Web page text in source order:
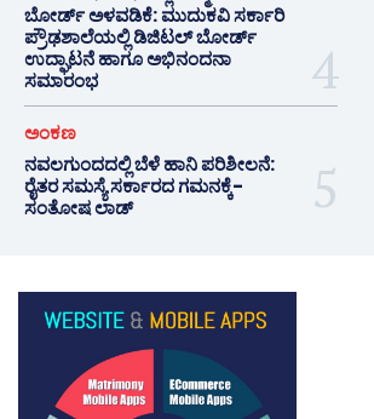
ಬೋರ್ಡ್ ಅಳವಡಿಕೆ: ಮುದುಕವಿ ಸರ್ಕಾರಿ
ಪ್ರೌಢಶಾಲೆಯಲ್ಲಿ ಡಿಜಿಟಲ್ ಬೋರ್ಡ್
ಉದ್ಘಾಟನೆ ಹಾಗೂ ಅಭಿನಂದನಾ
ಸಮಾರಂಭ
ಅಂಕಣ
ನವಲಗುಂದದಲ್ಲಿ ಬೆಳೆ ಹಾನಿ ಪರಿಶೀಲನೆ:
ರೈತರ ಸಮಸ್ಯೆ ಸರ್ಕಾರದ ಗಮನಕ್ಕೆ-
ಸಂತೋಷ ಲಾಡ್